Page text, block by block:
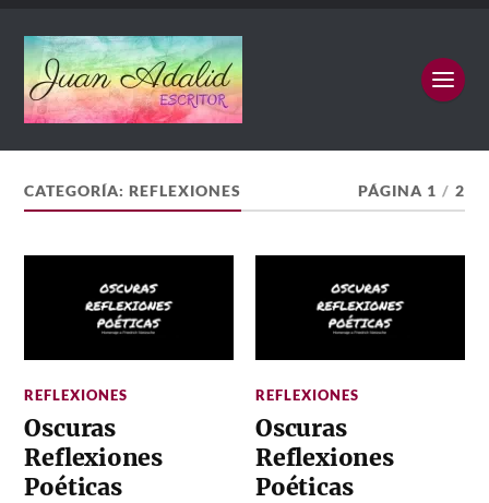
CATEGORÍA:REFLEXIONES PÁGINA 1 / 2
REFLEXIONES
Oscuras
Reflexiones
Poéticas
REFLEXIONES
Oscuras
Reflexiones
Poéticas